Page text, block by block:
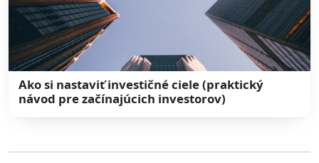
Ako si nastaviť investičné ciele (praktický
návod pre začínajúcich investorov)